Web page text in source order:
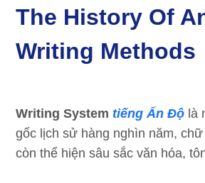
The History Of
Writing Methods
Writing System tiếng Ấn Độ là
gốc lịch sử hàng nghìn năm,
còn thể hiện sâu sắc văn hóa,